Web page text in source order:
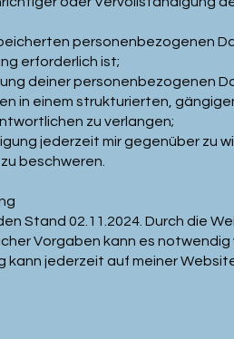
personenbezogenen
erforderlich ist;
deiner personenbezogenen
in einem strukturierten,
zu verlangen;
jederzeit mir gegenüber zu
beschweren.
Stand 02.11.2024. Durch die
Vorgaben kann es
jederzeit auf meiner